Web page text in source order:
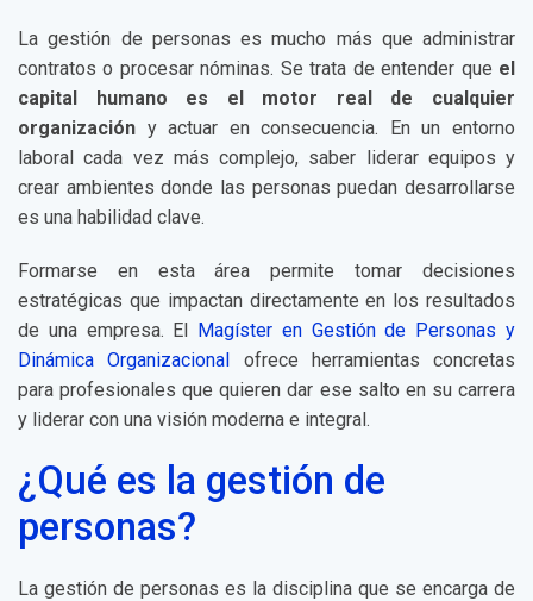
La gestión de personas es mucho más que administrar
contratos o procesar nóminas. Se trata de entender que el
capital humano es el motor real de cualquier
organización y actuar en consecuencia. En un entorno
laboral cada vez más complejo, saber liderar equipos y
crear ambientes donde las personas puedan desarrollarse
es una habilidad clave.
Formarse en esta área permite tomar decisiones
estratégicas que impactan directamente en los resultados
de una empresa. El Magíster en Gestión de Personas y
Dinámica Organizacional ofrece herramientas concretas
para profesionales que quieren dar ese salto en su carrera
y liderar con una visión moderna e integral.
¿Qué es la gestión de
personas?
La gestión de personas es la disciplina que se encarga de